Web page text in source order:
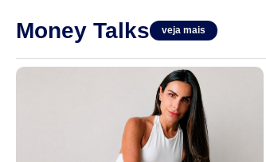
Money Talks veja mais